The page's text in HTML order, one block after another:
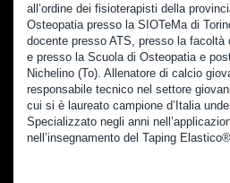
all’ordine dei fisioterapisti della
Osteopatia presso la SIOTeMa di
docente presso ATS, presso la
e presso la Scuola di Osteopatia e
Nichelino (To). Allenatore di calcio
responsabile tecnico nel settore
cui si è laureato campione d’Italia
Specializzato negli anni
nell’insegnamento del Taping